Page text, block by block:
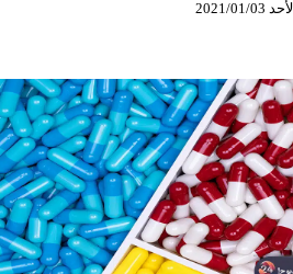
الأحد 2021/01/03